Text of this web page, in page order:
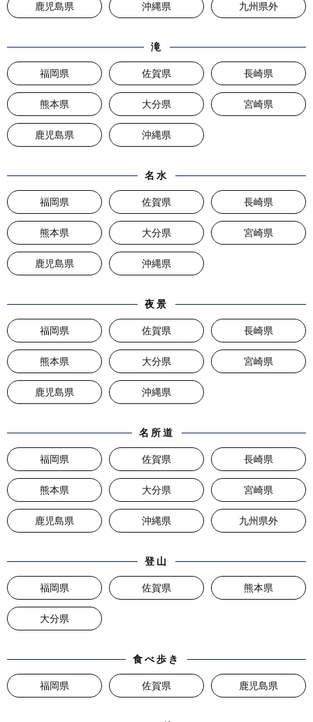
鹿児島県 沖縄県 九州県外
滝
福岡県 佐賀県 長崎県
熊本県 大分県 宮崎県
鹿児島県 沖縄県
名水
福岡県 佐賀県 長崎県
熊本県 大分県 宮崎県
鹿児島県 沖縄県
夜景
福岡県 佐賀県 長崎県
熊本県 大分県 宮崎県
鹿児島県 沖縄県
名所道
福岡県 佐賀県 長崎県
熊本県 大分県 宮崎県
鹿児島県 沖縄県 九州県外
登山
福岡県 佐賀県 熊本県
大分県
食べ歩き
福岡県 佐賀県 鹿児島県